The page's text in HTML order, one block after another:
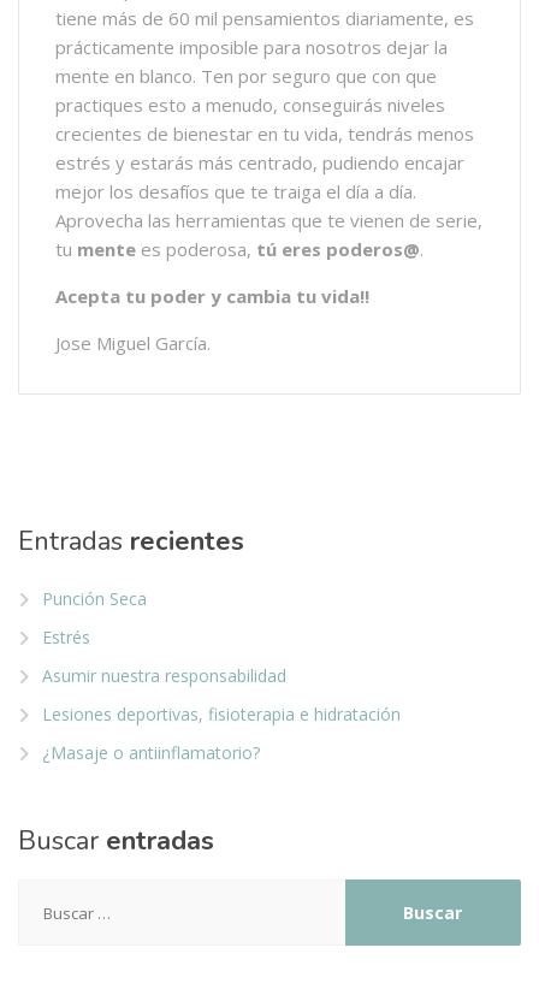
tiene más de 60 mil pensamientos diariamente, es
prácticamente imposible para nosotros dejar la
mente en blanco. Ten por seguro que con que
practiques esto a menudo, conseguirás niveles
crecientes de bienestar en tu vida, tendrás menos
estrés y estarás más centrado, pudiendo encajar
mejor los desafíos que te traiga el día a día.
Aprovecha las herramientas que te vienen de serie,
tu mente es poderosa, tú eres poderos@.
Acepta tu poder y cambia tu vida!!
Jose Miguel García.
Entradas recientes
Punción Seca
Estrés
Asumir nuestra responsabilidad
Lesiones deportivas, fisioterapia e hidratación
¿Masaje o antiinflamatorio?
Buscar entradas